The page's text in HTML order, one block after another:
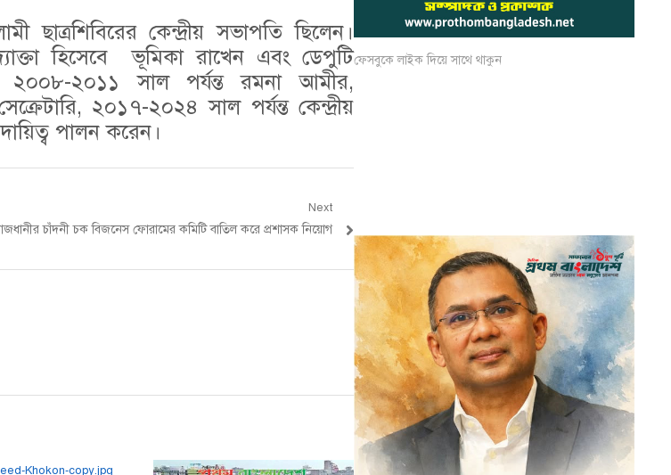
ছাত্রশিবিরের কেন্দ্রীয় সভাপতি ছিলেন।
হিসেবে ভূমিকা রাখেন এবং ডেপুটি
২০০৮-২০১১ সাল পর্যন্ত রমনা আমীর,
২০১৭-২০২৪ সাল পর্যন্ত কেন্দ্রীয়
পালন করেন।
Next
চাঁদনী চক বিজনেস ফোরামের কমিটি বাতিল করে প্রশাসক নিয়োগ
ফেসবুকে লাইক দিয়ে সাথে থাকুন